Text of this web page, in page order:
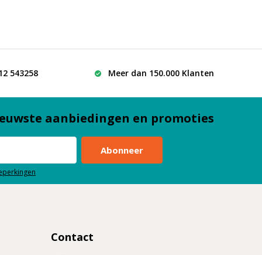
543258 Meer dan 150.000 Klanten
aanbiedingen en promoties
Abonneer
Contact